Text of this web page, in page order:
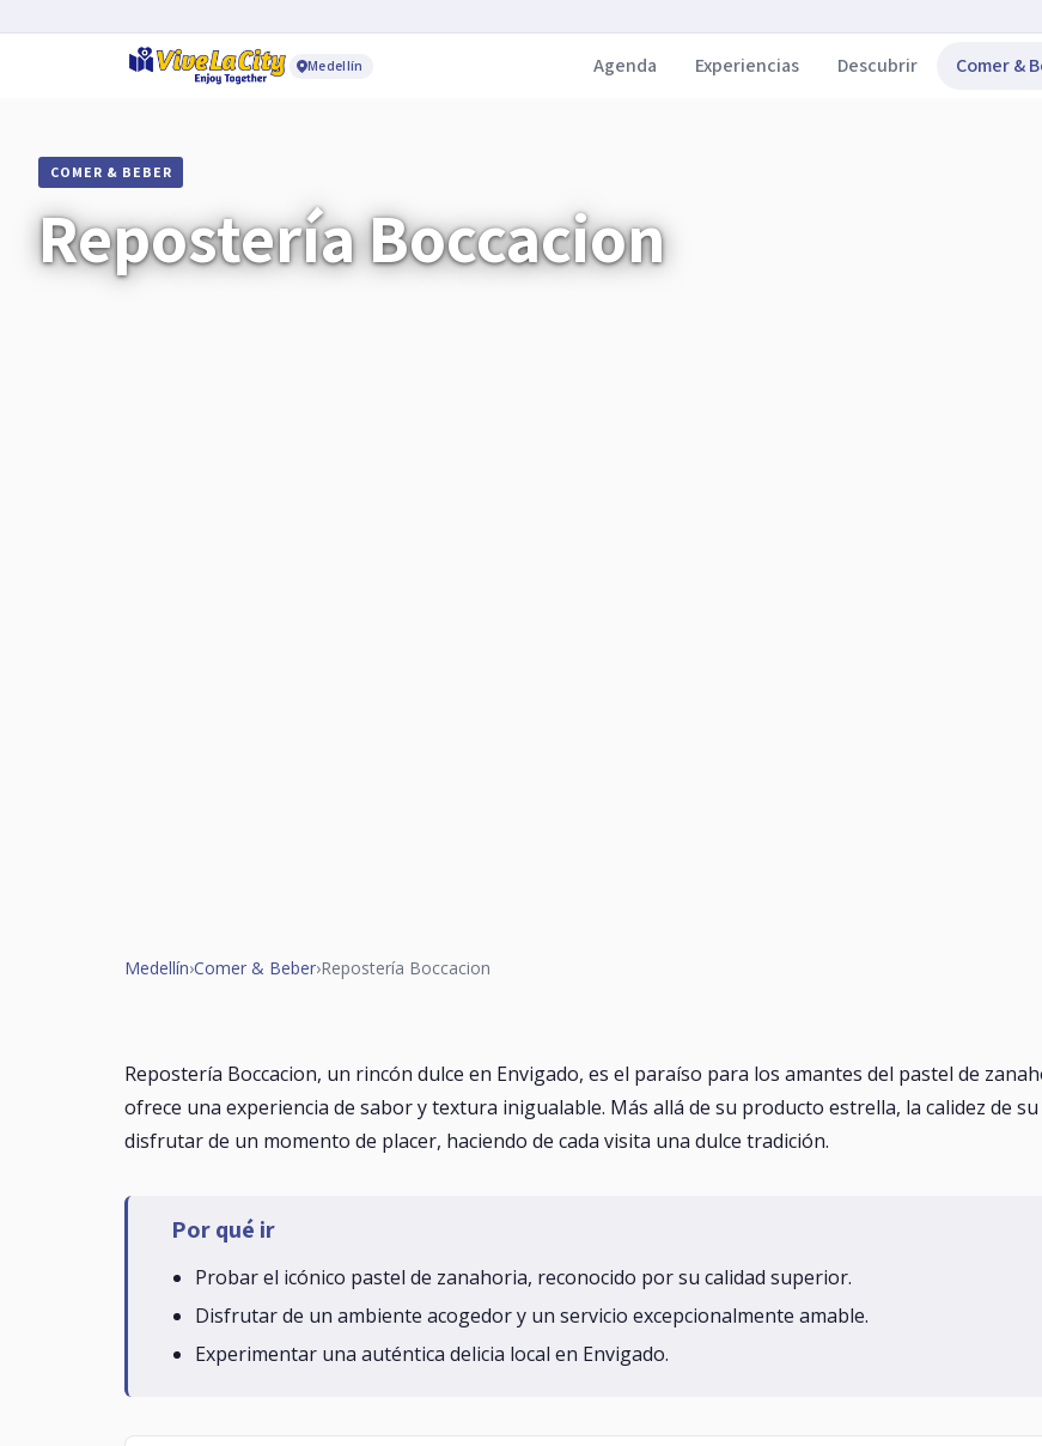
Medellín Agenda Experiencias Descubrir Comer &
COMER & BEBER
Repostería Boccacion
Medellín›Comer & Beber›Repostería Boccacion
Repostería Boccacion, un rincón dulce en Envigado, es el paraíso para los amantes del pastel de
ofrece una experiencia de sabor y textura inigualable. Más allá de su producto estrella, la calidez de
disfrutar de un momento de placer, haciendo de cada visita una dulce tradición.
Por qué ir
Probar el icónico pastel de zanahoria, reconocido por su calidad superior.
Disfrutar de un ambiente acogedor y un servicio excepcionalmente amable.
Experimentar una auténtica delicia local en Envigado.